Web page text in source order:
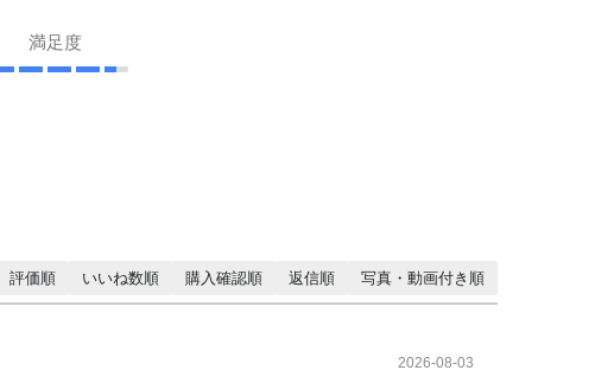
満足度
評価順 いいね数順 購入確認順 返信順 写真・動画付き順
2026-08-03